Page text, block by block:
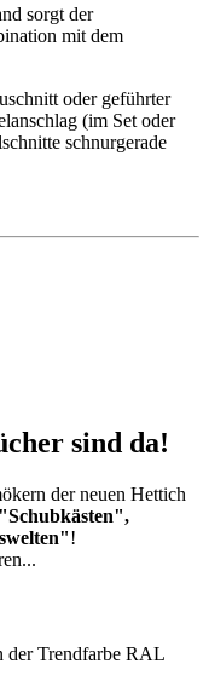
sorgt der
mit dem
oder geführter
(im Set oder
schnurgerade
sind da!
der neuen Hettich
!
der Trendfarbe RAL